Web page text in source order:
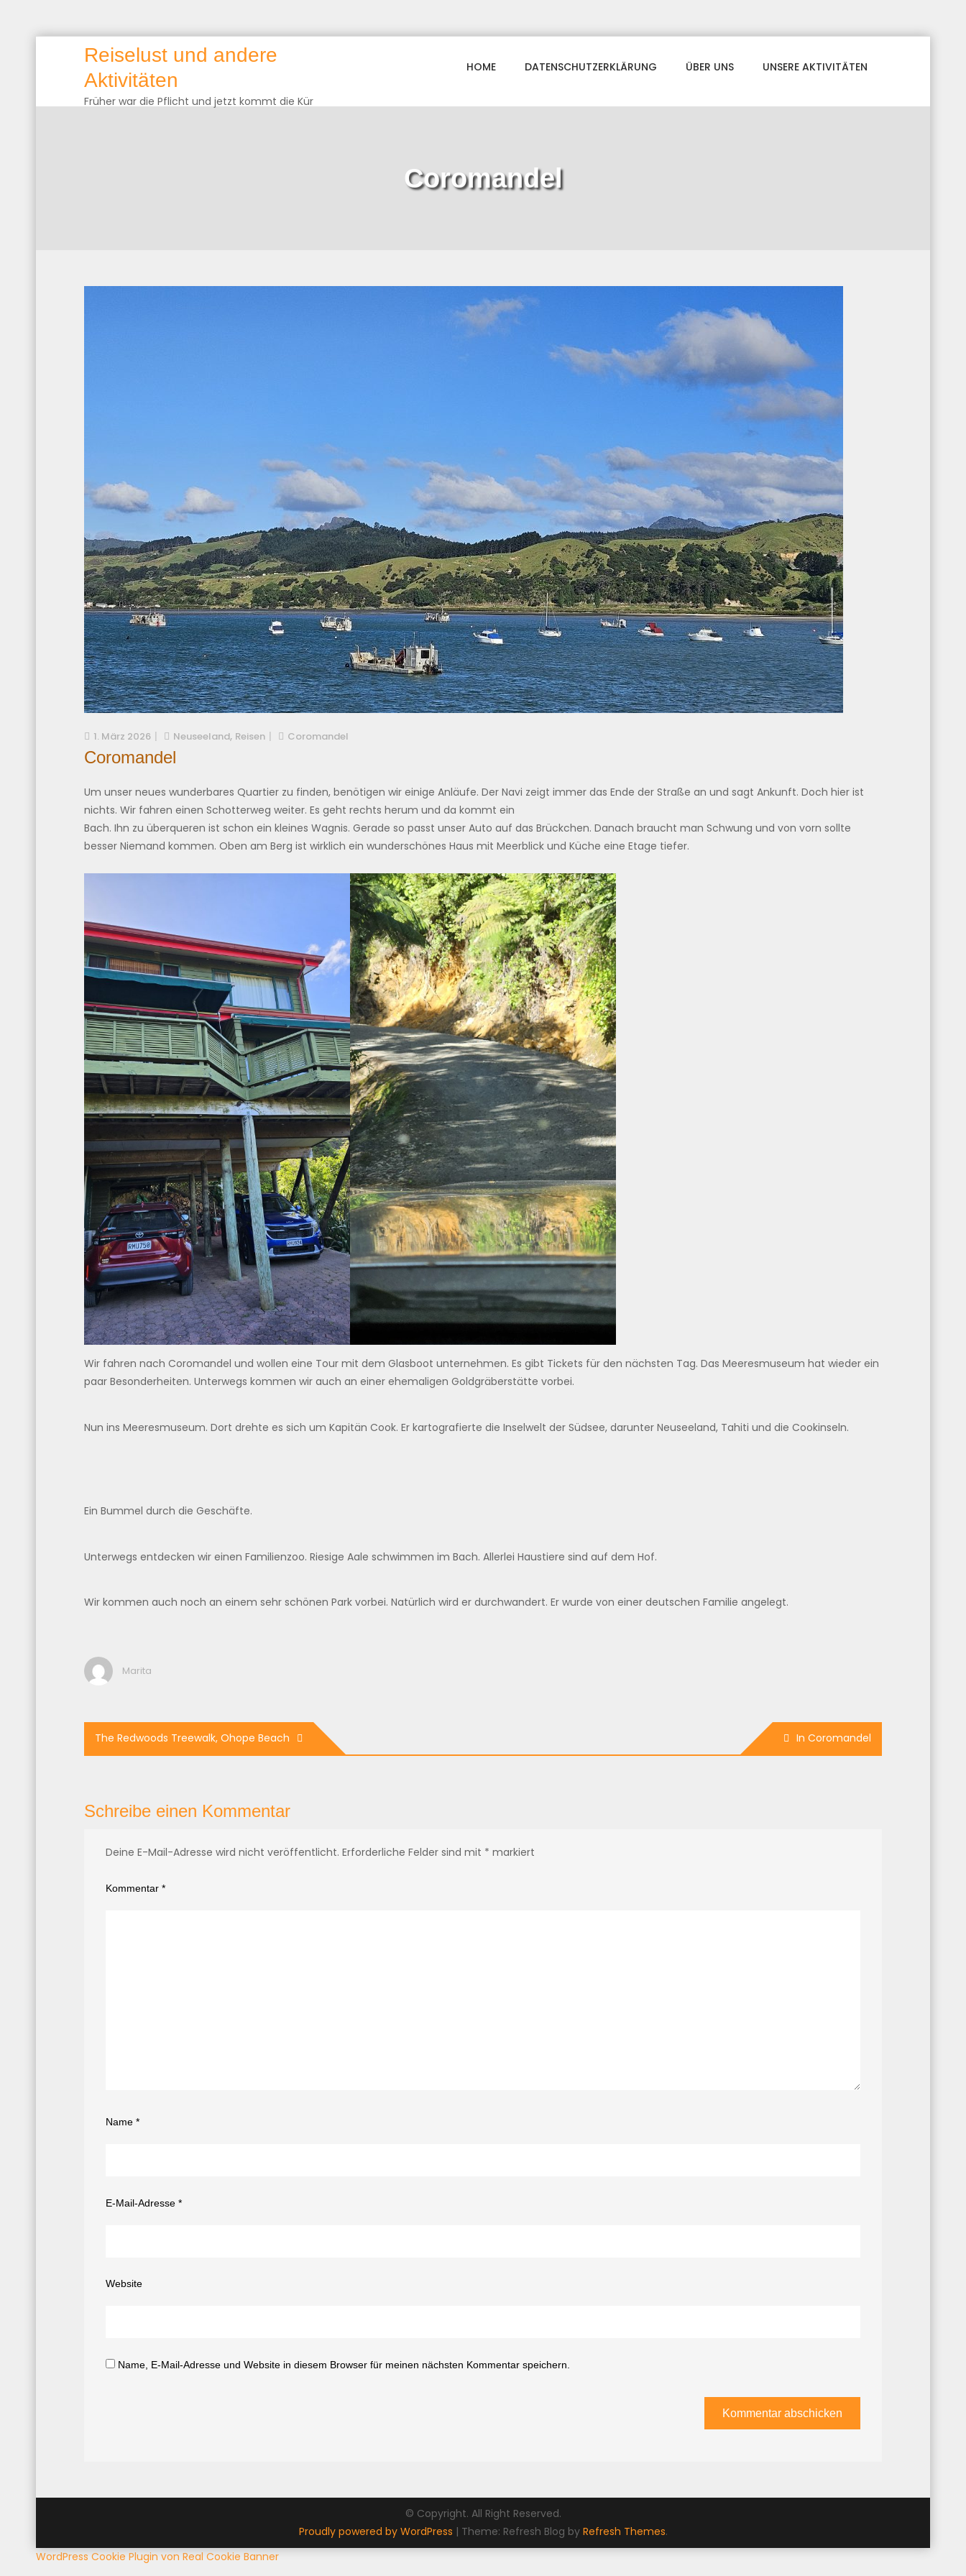
Reiselust und andere
Aktivitäten
Früher war die Pflicht und jetzt kommt die Kür
HOME DATENSCHUTZERKLÄRUNG ÜBER UNS UNSERE AKTIVITÄTEN
Coromandel
1. März 2026 Neuseeland, Reisen Coromandel
Coromandel
Um unser neues wunderbares Quartier zu finden, benötigen wir einige Anläufe. Der Navi zeigt immer das Ende der Straße an und sagt Ankunft. Doch hier ist
nichts. Wir fahren einen Schotterweg weiter. Es geht rechts herum und da kommt ein
Bach. Ihn zu überqueren ist schon ein kleines Wagnis. Gerade so passt unser Auto auf das Brückchen. Danach braucht man Schwung und von vorn sollte
besser Niemand kommen. Oben am Berg ist wirklich ein wunderschönes Haus mit Meerblick und Küche eine Etage tiefer.
Wir fahren nach Coromandel und wollen eine Tour mit dem Glasboot unternehmen. Es gibt Tickets für den nächsten Tag. Das Meeresmuseum hat wieder ein
paar Besonderheiten. Unterwegs kommen wir auch an einer ehemaligen Goldgräberstätte vorbei.
Nun ins Meeresmuseum. Dort drehte es sich um Kapitän Cook. Er kartografierte die Inselwelt der Südsee, darunter Neuseeland, Tahiti und die Cookinseln.
Ein Bummel durch die Geschäfte.
Unterwegs entdecken wir einen Familienzoo. Riesige Aale schwimmen im Bach. Allerlei Haustiere sind auf dem Hof.
Wir kommen auch noch an einem sehr schönen Park vorbei. Natürlich wird er durchwandert. Er wurde von einer deutschen Familie angelegt.
Marita
Beitragsnavigation
The Redwoods Treewalk, Ohope Beach In Coromandel
Schreibe einen Kommentar
Deine E-Mail-Adresse wird nicht veröffentlicht. Erforderliche Felder sind mit * markiert
Kommentar *
Name *
E-Mail-Adresse *
Website
Name, E-Mail-Adresse und Website in diesem Browser für meinen nächsten Kommentar speichern.
© Copyright. All Right Reserved.
Proudly powered by WordPress | Theme: Refresh Blog by Refresh Themes.
WordPress Cookie Plugin von Real Cookie Banner